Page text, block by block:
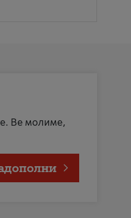
Ве молиме,